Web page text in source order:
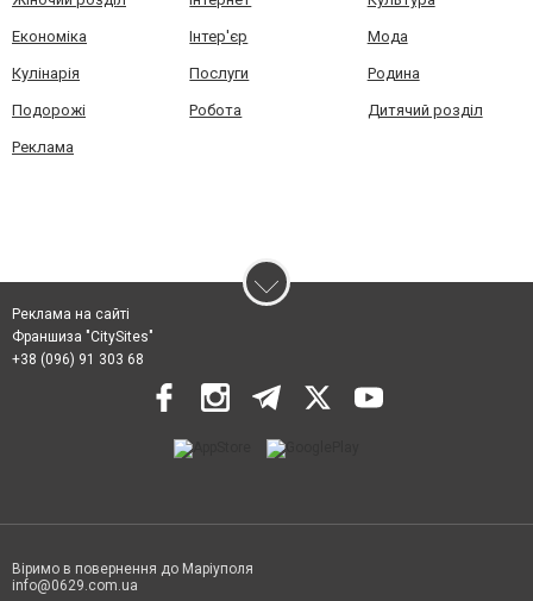
Економіка Інтер'єр Мода
Кулінарія Послуги Родина
Подорожі Робота Дитячий розділ
Реклама
Реклама на сайті
Франшиза "CitySites"
+38 (096) 91 303 68
Віримо в повернення до Маріуполя
info@0629.com.ua